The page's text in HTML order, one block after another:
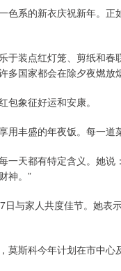
色系的新衣庆祝新年。正
于装点红灯笼、剪纸和
多国家都会在除夕夜燃放
包象征好运和安康。
用丰盛的年夜饭。每一道
一天都有特定含义。她
神。”
与家人共度佳节。她表
莫斯科今年计划在市中心